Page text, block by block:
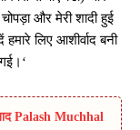
और मेरी शादी हुई
लिए आशीर्वाद बनी
Palash Muchhal